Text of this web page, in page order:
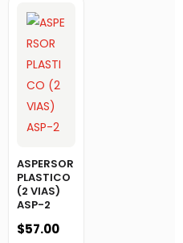
ASPERSOR
PLASTICO
(2 VIAS)
ASP-2
$57.00